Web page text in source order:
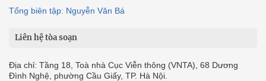
Tổng biên tập: Nguyễn Văn Bá
Liên hệ tòa soạn
Địa chỉ: Tầng 18, Toà nhà Cục Viễn thông (VNTA), 68 Dương
Đình Nghệ, phường Cầu Giấy, TP. Hà Nội.